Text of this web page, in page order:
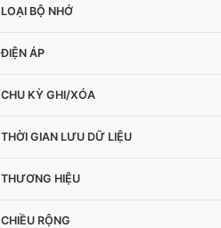
LOẠI BỘ NHỚ
ĐIỆN ÁP
CHU KỲ GHI/XÓA
THỜI GIAN LƯU DỮ LIỆU
THƯƠNG HIỆU
CHIỀU RỘNG